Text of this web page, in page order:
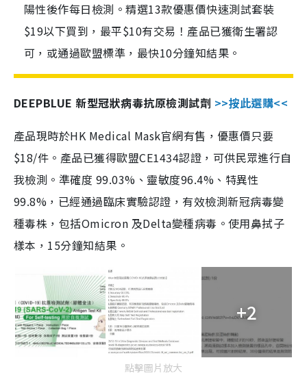
陽性後作每日檢測。精選13款優惠價快速測試套裝
$19以下買到，最平$10有交易！產品已獲衛生署認
可，或通過歐盟標準，最快10分鐘知結果。
DEEPBLUE 新型冠狀病毒抗原檢測試劑 >>按此選購<<
產品現時於HK Medical Mask官網有售，優惠價只要
$18/件。產品已獲得歐盟CE1434認證，可供民眾進行自
我檢測。準確度 99.03%、靈敏度96.4%、特異性
99.8%，已經通過臨床實驗認證，有效檢測新冠病毒變
種毒株，包括Omicron 及Delta變種病毒。使用鼻拭子
樣本，15分鐘知結果。
+2
點擊圖片放大